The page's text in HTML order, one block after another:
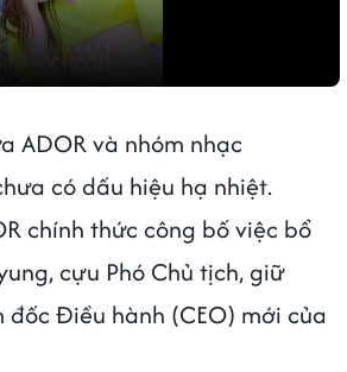
ADOR và nhóm nhạc
có dấu hiệu hạ nhiệt.
chính thức công bố việc bổ
cựu Phó Chủ tịch, giữ
đốc Điều hành (CEO) mới của